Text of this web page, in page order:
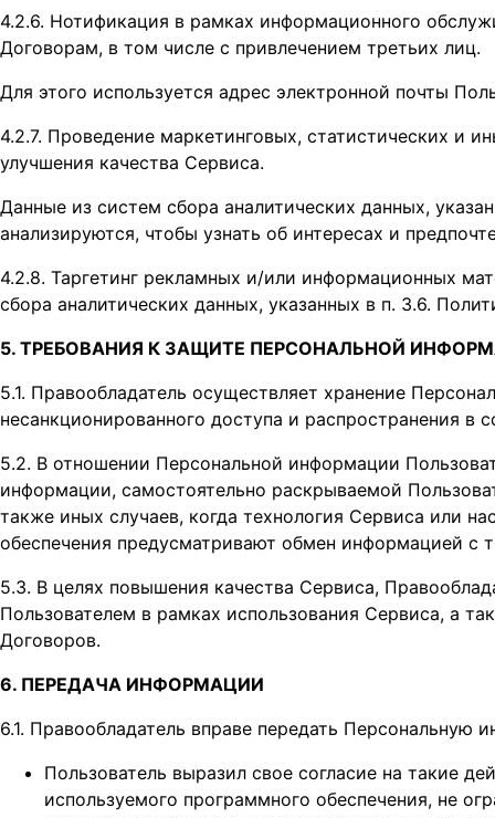
4.2.6. Нотификация в рамках информационного
Договорам, в том числе с привлечением третьих лиц.
Для этого используется адрес электронной почты
4.2.7. Проведение маркетинговых, статистических и
улучшения качества Сервиса.
Данные из систем сбора аналитических данных,
анализируются, чтобы узнать об интересах и
4.2.8. Таргетинг рекламных и/или информационных
сбора аналитических данных, указанных в п. 3.6.
5. ТРЕБОВАНИЯ К ЗАЩИТЕ ПЕРСОНАЛЬНОЙ
5.1. Правообладатель осуществляет хранение
несанкционированного доступа и распространения в
5.2. В отношении Персональной информации
информации, самостоятельно раскрываемой
также иных случаев, когда технология Сервиса или
обеспечения предусматривают обмен информацией с
5.3. В целях повышения качества Сервиса,
Пользователем в рамках использования Сервиса, а
Договоров.
6. ПЕРЕДАЧА ИНФОРМАЦИИ
6.1. Правообладатель вправе передать
Пользователь выразил свое согласие на такие
используемого программного обеспечения, не